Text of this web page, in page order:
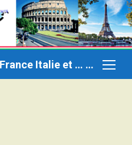
ACFI – Amitié et Culture France Italie et … ailleurs